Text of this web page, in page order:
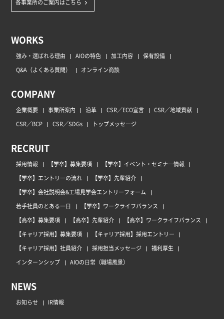
各事業所のご案内はこちら
WORKS
強み・選ばれる理由 AIOの特色 加工内容
保有設備
Q&A（よくある質問）
オンライン商談
COMPANY
企業概要 事業所案内 沿革 CSR／ECO宣言
CSR／地域貢献
CSR／BCP
CSR／SDGs トップメッセージ
RECRUIT
採用情報 【学卒】募集要項
【学卒】イベント・セミナー情報
【学卒】エントリーの流れ
【学卒】先輩紹介
【学卒】会社説明会&工場見学会エントリーフォーム
若手社員のとある一日
【学卒】ワークライフバランス
【高卒】募集要項
【高卒】先輩紹介
【高卒】ワークライフバランス
【キャリア採用】募集要項
【キャリア採用】採用エントリー
【キャリア採用】社員紹介
採用担当メッセージ
福利厚生
インターンシップ
AIOの日常（職場風景）
NEWS
お知らせ IR情報